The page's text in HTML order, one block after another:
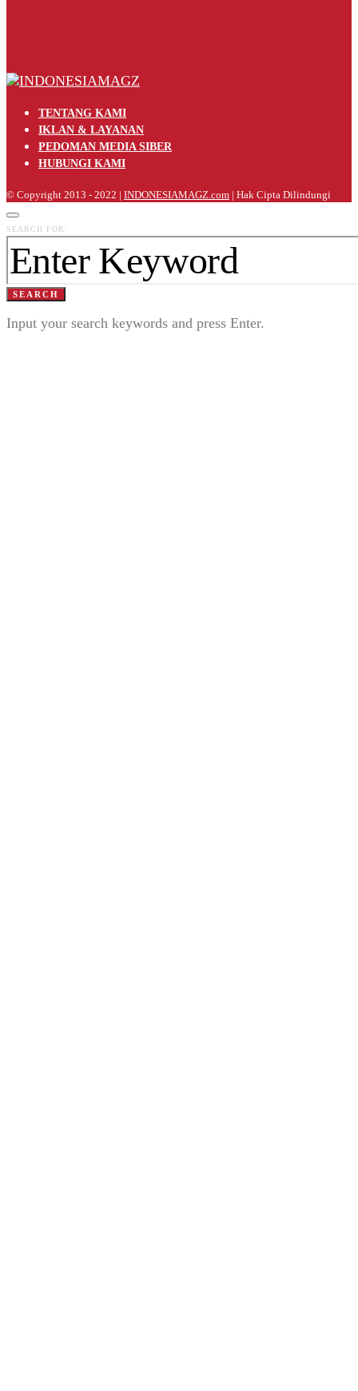
TENTANG KAMI
IKLAN & LAYANAN
PEDOMAN MEDIA SIBER
HUBUNGI KAMI
© Copyright 2013 - 2022 | INDONESIAMAGZ.com | Hak Cipta Dilindungi
SEARCH FOR:
SEARCH
Input your search keywords and press Enter.